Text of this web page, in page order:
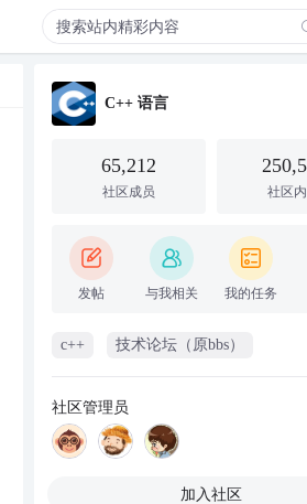
C++ 语言
65,212
社区成员 社区
发帖 与我相关 我的任务
c++ 技术论坛（原bbs）
社区管理员
加入社区